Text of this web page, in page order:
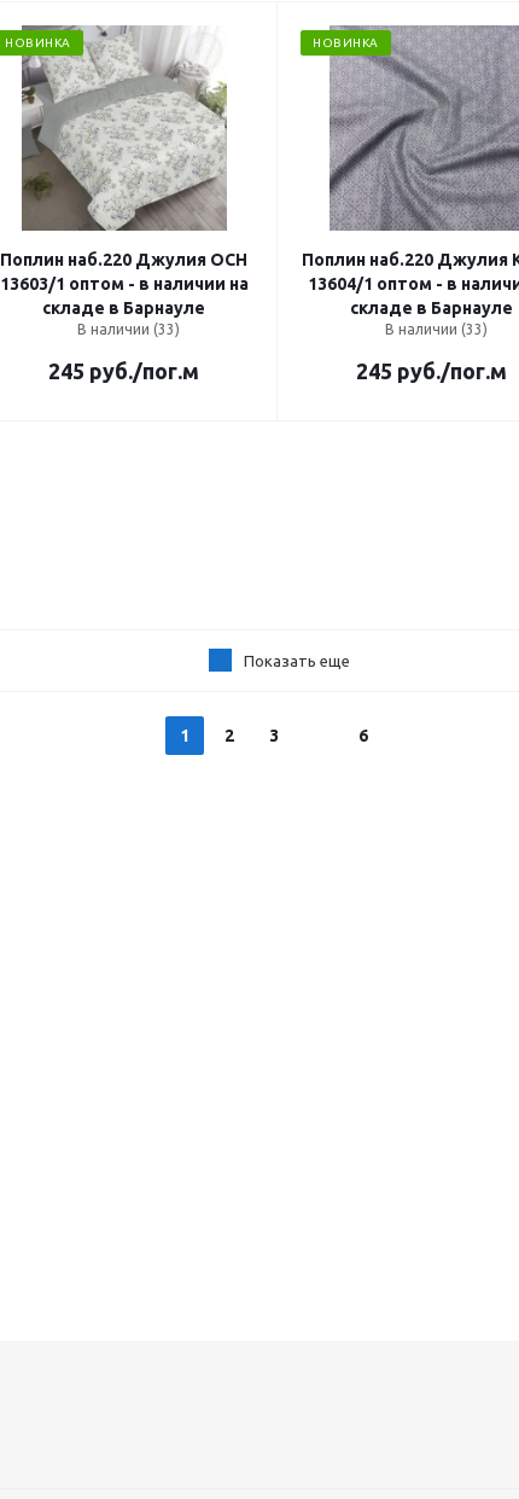
НОВИНКА
Поплин наб.220 Джулия ОСН
13603/1 оптом - в наличии на
складе в Барнауле
В наличии (33)
245 руб./пог.м
НОВИНКА
Поплин наб.220 Джулия
13604/1 оптом - в
складе в Барнауле
В наличии (33)
245 руб./пог.м
Показать еще
1 2 3 6